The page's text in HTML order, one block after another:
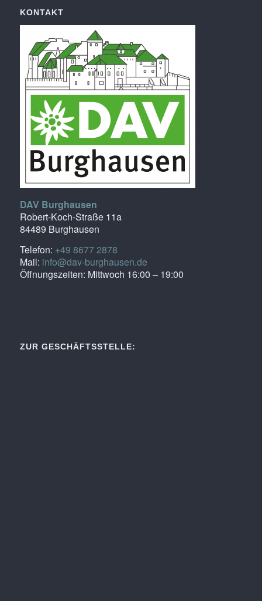
KONTAKT
DAV Burghausen
Robert-Koch-Straße 11a
84489 Burghausen
Telefon: +49 8677 2878
Mail: info@dav-burghausen.de
Öffnungszeiten: Mittwoch 16:00 – 19:00
ZUR GESCHÄFTSSTELLE: